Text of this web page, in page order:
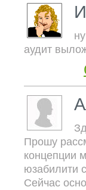
аудит
Прошу
концепции
юзабилити
Сейчас